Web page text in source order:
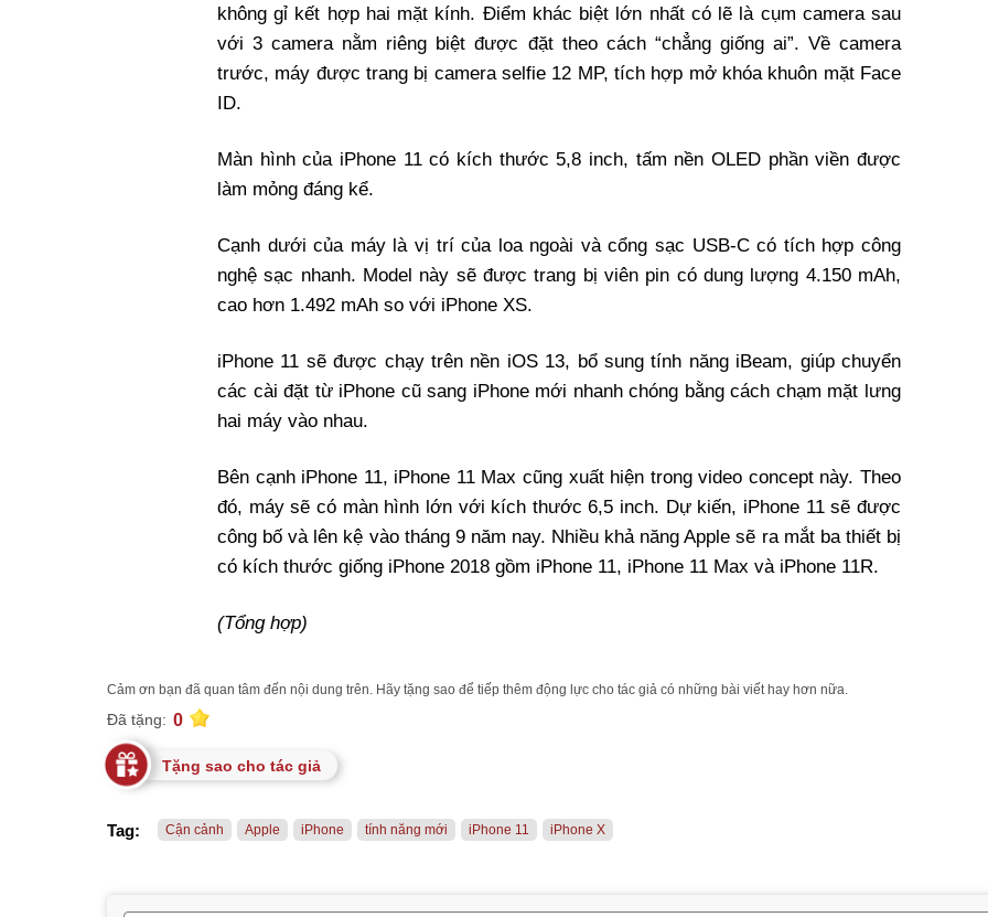
không gỉ kết hợp hai mặt kính. Điểm khác biệt lớn nhất có lẽ là cụm camera sau
với 3 camera nằm riêng biệt được đặt theo cách “chẳng giống ai”. Về camera
trước, máy được trang bị camera selfie 12 MP, tích hợp mở khóa khuôn mặt Face
ID.
Màn hình của iPhone 11 có kích thước 5,8 inch, tấm nền OLED phần viền được
làm mỏng đáng kể.
Cạnh dưới của máy là vị trí của loa ngoài và cổng sạc USB-C có tích hợp công
nghệ sạc nhanh. Model này sẽ được trang bị viên pin có dung lượng 4.150 mAh,
cao hơn 1.492 mAh so với iPhone XS.
iPhone 11 sẽ được chạy trên nền iOS 13, bổ sung tính năng iBeam, giúp chuyển
các cài đặt từ iPhone cũ sang iPhone mới nhanh chóng bằng cách chạm mặt lưng
hai máy vào nhau.
Bên cạnh iPhone 11, iPhone 11 Max cũng xuất hiện trong video concept này. Theo
đó, máy sẽ có màn hình lớn với kích thước 6,5 inch. Dự kiến, iPhone 11 sẽ được
công bố và lên kệ vào tháng 9 năm nay. Nhiều khả năng Apple sẽ ra mắt ba thiết bị
có kích thước giống iPhone 2018 gồm iPhone 11, iPhone 11 Max và iPhone 11R.
(Tổng hợp)
Cảm ơn bạn đã quan tâm đến nội dung trên. Hãy tặng sao để tiếp thêm động lực cho tác giả có những bài viết hay hơn nữa.
Đã tặng: 0
Tặng sao cho tác giả
Tag: Cận cảnh Apple iPhone tính năng mới iPhone 11 iPhone X